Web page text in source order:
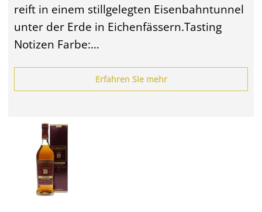
reift in einem stillgelegten Eisenbahntunnel
unter der Erde in Eichenfässern.Tasting
Notizen Farbe:…
Erfahren Sie mehr